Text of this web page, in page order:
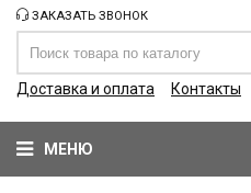
ЗАКАЗАТЬ ЗВОНОК
Доставка и оплата Контакты
МЕНЮ